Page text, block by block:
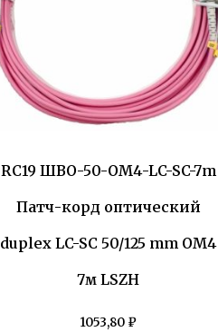
RC19 ШВО-50-OM4-LC-SC-7m
Патч-корд оптический
duplex LC-SC 50/125 mm OM4
7м LSZH
1053,80 ₽